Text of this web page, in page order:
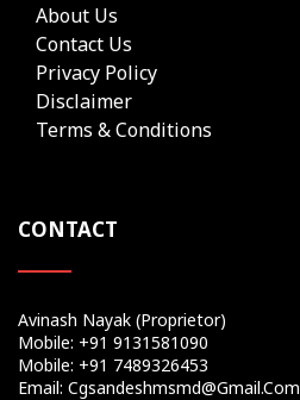
About Us
Contact Us
Privacy Policy
Disclaimer
Terms & Conditions
CONTACT
Avinash Nayak (Proprietor)
Mobile: +91 9131581090
Mobile: +91 7489326453
Email: Cgsandeshmsmd@gmail.com